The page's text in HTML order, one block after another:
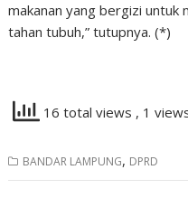
makanan yang bergizi
tahan tubuh,” tutupnya. (*)
16 total views , 1
BANDAR LAMPUNG, DPRD